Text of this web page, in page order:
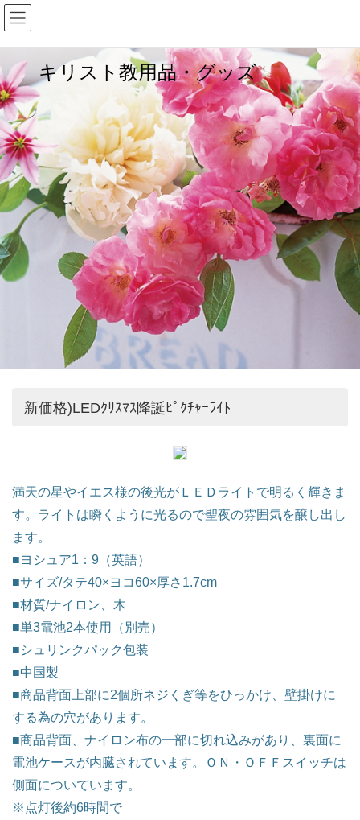
キリスト教用品・グッズ
新価格)LEDｸﾘｽﾏｽ降誕ﾋﾟｸﾁｬｰﾗｲﾄ
満天の星やイエス様の後光がＬＥＤライトで明るく輝きま
す。ライトは瞬くように光るので聖夜の雰囲気を醸し出し
ます。
■ヨシュア1：9（英語）
■サイズ/タテ40×ヨコ60×厚さ1.7cm
■材質/ナイロン、木
■単3電池2本使用（別売）
■シュリンクパック包装
■中国製
■商品背面上部に2個所ネジくぎ等をひっかけ、壁掛けに
する為の穴があります。
■商品背面、ナイロン布の一部に切れ込みがあり、裏面に
電池ケースが内臓されています。ＯＮ・ＯＦＦスイッチは
側面についています。
※点灯後約6時間で